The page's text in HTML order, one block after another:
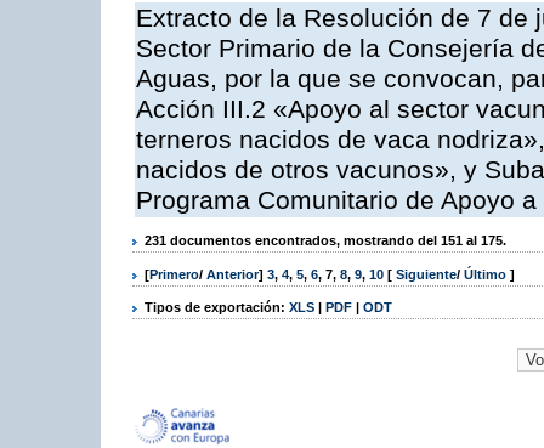
Extracto de la Resolución de 7
Sector Primario de la Consejería
Aguas, por la que se convocan,
Acción III.2 «Apoyo al sector
terneros nacidos de vaca
nacidos de otros vacunos», y
Programa Comunitario de Apoyo
231 documentos encontrados, mostrando del 151 al 175.
[Primero/ Anterior] 3, 4, 5, 6, 7, 8, 9, 10 [ Siguiente/ Último ]
Tipos de exportación: XLS | PDF | ODT